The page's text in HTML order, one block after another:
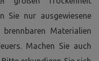
Sie nur ausgewiesene
Materialien
Machen Sie auch